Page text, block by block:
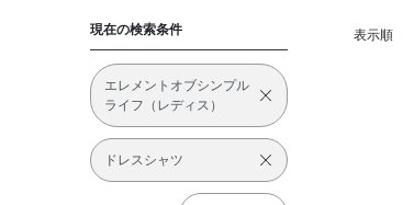
現在の検索条件
エレメントオブシンプル
ライフ（レディス）
ドレスシャツ
表示順